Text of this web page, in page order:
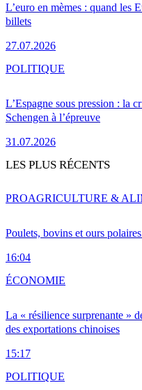
L’euro en mèmes : quand les
billets
27.07.2026
L’Espagne sous pression : la
Schengen à l’épreuve
31.07.2026
POLITIQUE
LES PLUS RÉCENTS
Poulets, bovins et ours
16:04
PROAGRICULTURE &
La « résilience surprenante »
des exportations chinoises
15:17
ÉCONOMIE
POLITIQUE